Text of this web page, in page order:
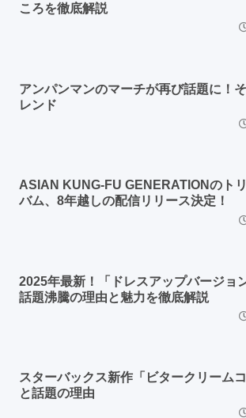
ころを徹底解説
アンパンマンのマーチが再び話題に！
レンド
ASIAN KUNG-FU GENERATIONのト
バム、8年越しの配信リリース決定！
2025年最新！「ドレスアップバージョ
話題沸騰の理由と魅力を徹底解説
スターバックス新作「ビタークリーム
と話題の理由